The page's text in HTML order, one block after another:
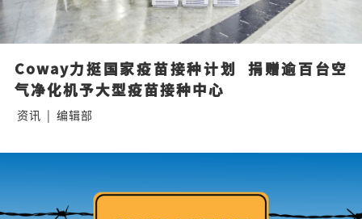
Coway力挺国家疫苗接种计划  捐赠逾百台空
气净化机予大型疫苗接种中心
资讯 | 编辑部